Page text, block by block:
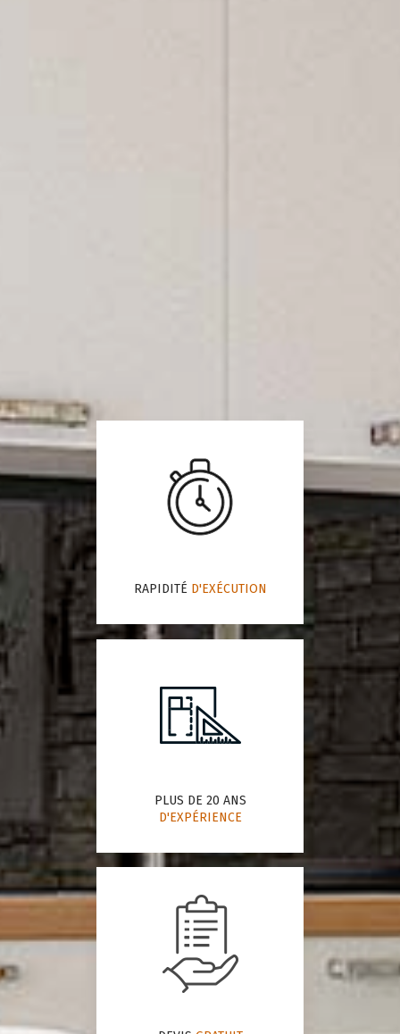
RAPIDITÉ D'EXÉCUTION
PLUS DE 20 ANS
D'EXPÉRIENCE